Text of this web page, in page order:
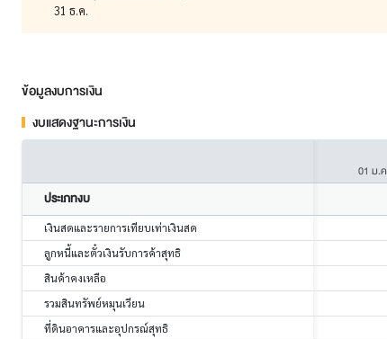
31 ธ.ค.
ข้อมูลงบการเงิน
งบแสดงฐานะการเงิน
01 ม.
ประเภทงบ
เงินสดและรายการเทียบเท่าเงินสด
ลูกหนี้และตั๋วเงินรับการค้าสุทธิ
สินค้าคงเหลือ
รวมสินทรัพย์หมุนเวียน
ที่ดินอาคารและอุปกรณ์สุทธิ